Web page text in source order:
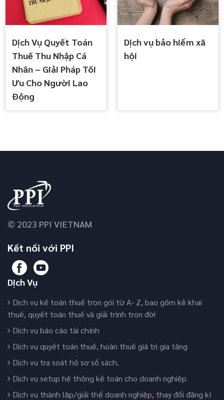
Dịch Vụ Quyết Toán
Thuế Thu Nhập Cá
Nhân – Giải Pháp Tối
Ưu Cho Người Lao
Động
Dịch vụ bảo hiểm xã
hội
© 2023 PPI VIETNAM
Kết nối với PPI
Dịch Vụ
Dịch vụ kế toán thuế trọn gói từ A- Z, bao gồm kê khai
thuế, quyết toán thuế và giải trình trọn đời
Dịch vụ báo cáo tài chính
Dịch vụ quyết toán thuế, hoàn thuế giá trị gia tăng
Dịch vụ tra soát hồ sơ sổ sách.
Dịch vụ setup hệ thống kế toán cho doanh nghiệp
Dịch vụ thành lập/giải thể doanh nghiệp, thay đổi đăng kí